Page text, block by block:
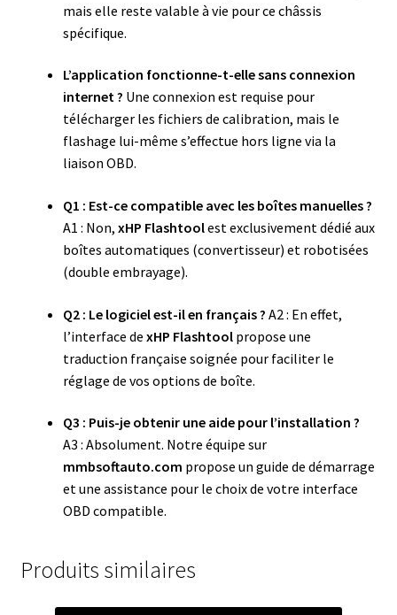
mais elle reste valable à vie pour ce châssis
spécifique.
L’application fonctionne-t-elle sans connexion
internet ? Une connexion est requise pour
télécharger les fichiers de calibration, mais le
flashage lui-même s’effectue hors ligne via la
liaison OBD.
Q1 : Est-ce compatible avec les boîtes manuelles ?
A1 : Non, xHP Flashtoolest exclusivement dédié aux
boîtes automatiques (convertisseur) et robotisées
(double embrayage).
Q2 : Le logiciel est-il en français ? A2 : En effet,
l’interface de xHP Flashtoolpropose une
traduction française soignée pour faciliter le
réglage de vos options de boîte.
Q3 : Puis-je obtenir une aide pour l’installation ?
A3 : Absolument. Notre équipe sur
mmbsoftauto.com propose un guide de démarrage
et une assistance pour le choix de votre interface
OBD compatible.
Produits similaires